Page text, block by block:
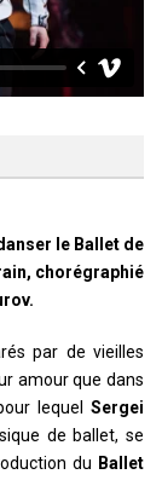
le Ballet de
chorégraphié
par de vieilles
amour que dans
lequelSergei
de ballet, se
du Ballet